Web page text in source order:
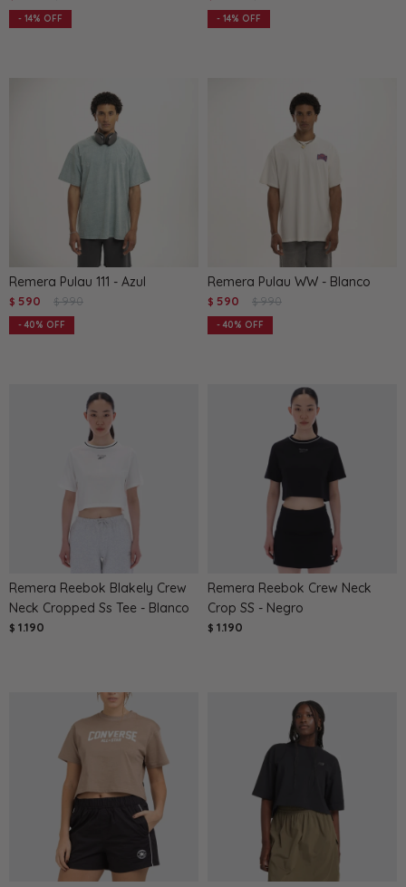
14 14
Remera Pulau 111 - Azul
$ 590 $ 990
40
Remera Pulau WW - Blanco
$ 590 $ 990
40
Remera Reebok Blakely Crew
Neck Cropped Ss Tee - Blanco
$ 1.190
Remera Reebok Crew Neck
Crop SS - Negro
$ 1.190